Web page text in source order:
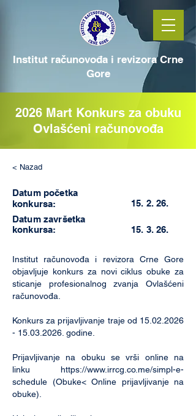
Institut računovođa i revizora Crne
Gore
2026 Mart Konkurs za obuku
Ovlašćeni računovođa
< Nazad
Datum početka
konkursa:
Datum završetka
konkursa:
15. 2. 26.
15. 3. 26.
Institut računovođa i revizora Crne Gore
objavljuje konkurs za novi ciklus obuke za
sticanje profesionalnog zvanja Ovlašćeni
računovođa.
Konkurs za prijavljivanje traje od 15.02.2026
- 15.03.2026 . godine.
Prijavljivanje na obuku se vrši online na
linku https://www.irrcg.co.me/simpl-e-
schedule (Obuke< Online prijavljivanje na
obuke).